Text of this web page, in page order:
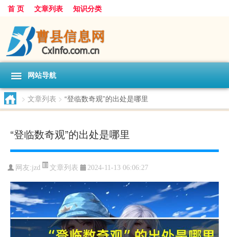
首 页 文章列表 知识分类
网站导航
> 文章列表 > “登临数奇观”的出处是哪里
“登临数奇观”的出处是哪里
网友:jzd 文章列表 2024-11-13 06:06:27